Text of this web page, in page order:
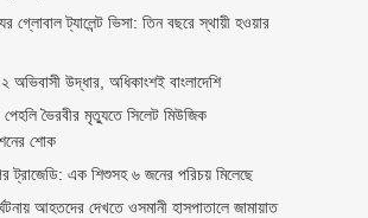
গ্লোবাল ট্যালেন্ট ভিসা: তিন বছরে স্থায়ী হওয়ার
অভিবাসী উদ্ধার, অধিকাংশই বাংলাদেশি
পেহলি ভৈরবীর মৃত্যুতে সিলেট মিউজিক
শোক
ট্রাজেডি: এক শিশুসহ ৬ জনের পরিচয় মিলেছে
আহতদের দেখতে ওসমানী হাসপাতালে জামায়াত